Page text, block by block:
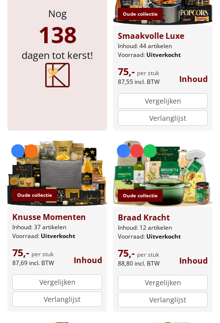
Nog
138
dagen tot kerst!
Oude collectie
Smaakvolle Luxe
Inhoud: 44 artikelen
Voorraad: Uitverkocht
75,- per stuk
87,55 incl. BTW Inhoud
Vergelijken
Verlanglijst
Oude collectie
Knusse Momenten
Inhoud: 37 artikelen
Voorraad: Uitverkocht
75,- per stuk
87,69 incl. BTW Inhoud
Vergelijken
Verlanglijst
Oude collectie
Braad Kracht
Inhoud: 12 artikelen
Voorraad: Uitverkocht
75,- per stuk
88,80 incl. BTW Inhoud
Vergelijken
Verlanglijst